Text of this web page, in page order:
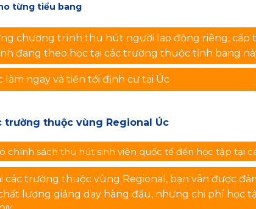
trường thuộc vùng Regional Úc
chính sách thu hút sinh viên quốc tế đến học tập tại
các trường thuộc vùng Regional, bạn vẫn được
lượng giảng dạy hàng đầu, nhưng chi phí học
từng tiểu bang
chương trình thu hút người lao động riêng, cấp
đang theo học tại các trường thuộc tỉnh bang này
làm ngay và tiến tới định cư tại Úc